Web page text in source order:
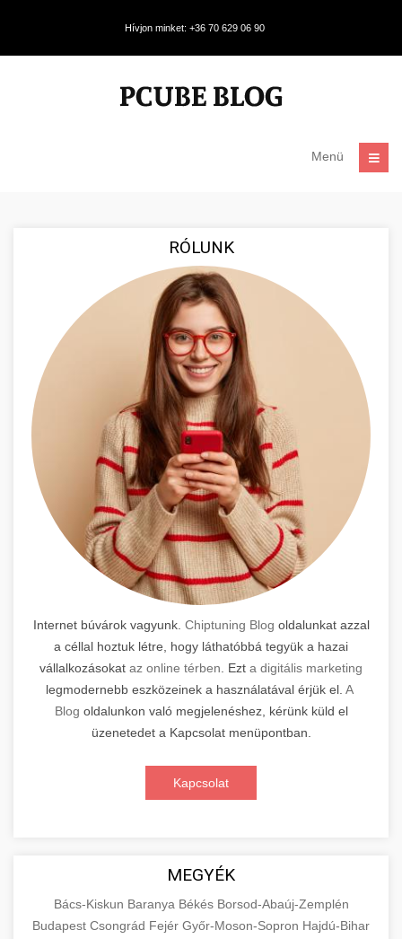
Hívjon minket: +36 70 629 06 90
Menü
RÓLUNK
Internet búvárok vagyunk. Chiptuning Blog oldalunkat azzal
a céllal hoztuk létre, hogy láthatóbbá tegyük a hazai
vállalkozásokat az online térben . Ezt a digitális marketing
legmodernebb eszközeinek a használatával érjük el. A
Blog oldalunkon való megjelenéshez, kérünk küld el
üzenetedet a Kapcsolat menüpontban.
Kapcsolat
MEGYÉK
Bács-Kiskun Baranya Békés Borsod-Abaúj-Zemplén
Budapest Csongrád Fejér Győr-Moson-Sopron Hajdú-Bihar